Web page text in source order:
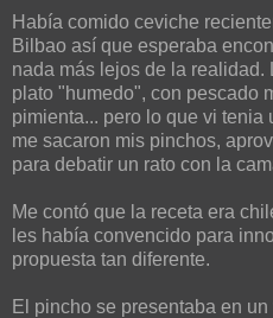
Había comido ceviche
Bilbao así que esperaba
nada más lejos de la realidad.
plato "humedo", con pescado
pimienta... pero lo que vi tenia
me sacaron mis pinchos,
para debatir un rato con la
Me contó que la receta era
les había convencido para
propuesta tan diferente.
El pincho se presentaba en